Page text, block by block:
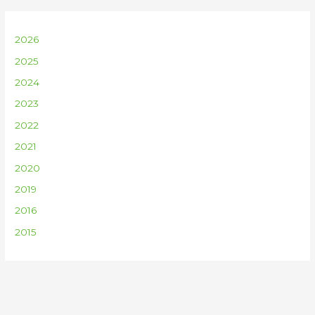
2026
2025
2024
2023
2022
2021
2020
2019
2016
2015